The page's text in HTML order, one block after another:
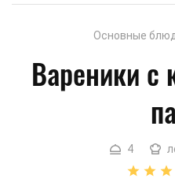
Основные
Вареники с
4